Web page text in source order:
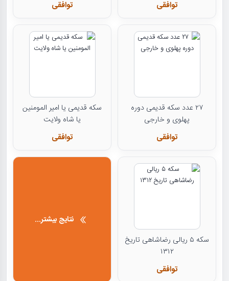
توافقی توافقی
۲۷ عدد سکه قدیمی دوره
پهلوی و خارجی
توافقی
سکه قدیمی یا امیر المومنین
یا شاه ولایت
توافقی
سکه ۵ ریالی رضاشاهی تاریخ
۱۳۱۲
توافقی
نتایج بیشتر...